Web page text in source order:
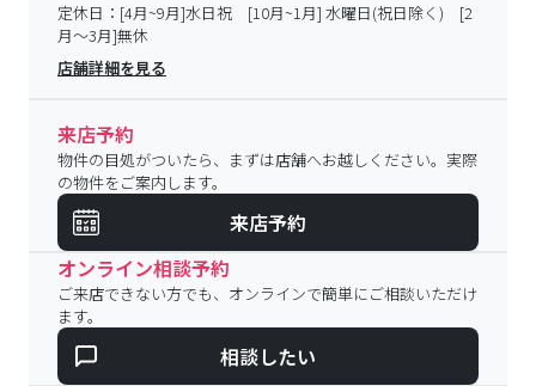
定休日： [4月~9月]水日祝 [10月~1月] 水曜日(祝日除く) [2
月～3月]無休
店舗詳細を見る
来店予約
物件の目処がついたら、まずは店舗へお越しください。実際
の物件をご案内します。
来店予約
オンライン相談予約
ご来店できない方でも、オンラインで簡単にご相談いただけ
ます。
相談したい